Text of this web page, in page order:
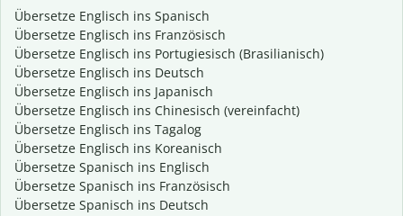
Übersetze Englisch ins Spanisch
Übersetze Englisch ins Französisch
Übersetze Englisch ins Portugiesisch (Brasilianisch)
Übersetze Englisch ins Deutsch
Übersetze Englisch ins Japanisch
Übersetze Englisch ins Chinesisch (vereinfacht)
Übersetze Englisch ins Tagalog
Übersetze Englisch ins Koreanisch
Übersetze Spanisch ins Englisch
Übersetze Spanisch ins Französisch
Übersetze Spanisch ins Deutsch